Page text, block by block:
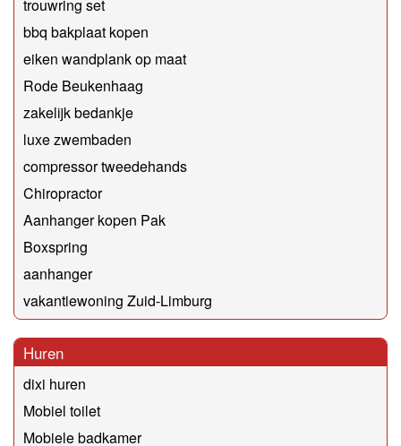
trouwring set
bbq bakplaat kopen
eiken wandplank op maat
Rode Beukenhaag
zakelijk bedankje
luxe zwembaden
compressor tweedehands
Chiropractor
Aanhanger kopen Pak
Boxspring
aanhanger
vakantiewoning Zuid-Limburg
Huren
dixi huren
Mobiel toilet
Mobiele badkamer